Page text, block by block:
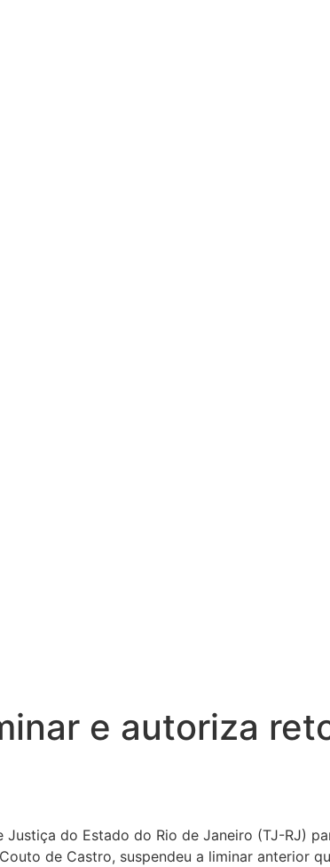
e autoriza
do Estado do Rio de Janeiro (TJ-RJ)
de Castro, suspendeu a liminar anterior